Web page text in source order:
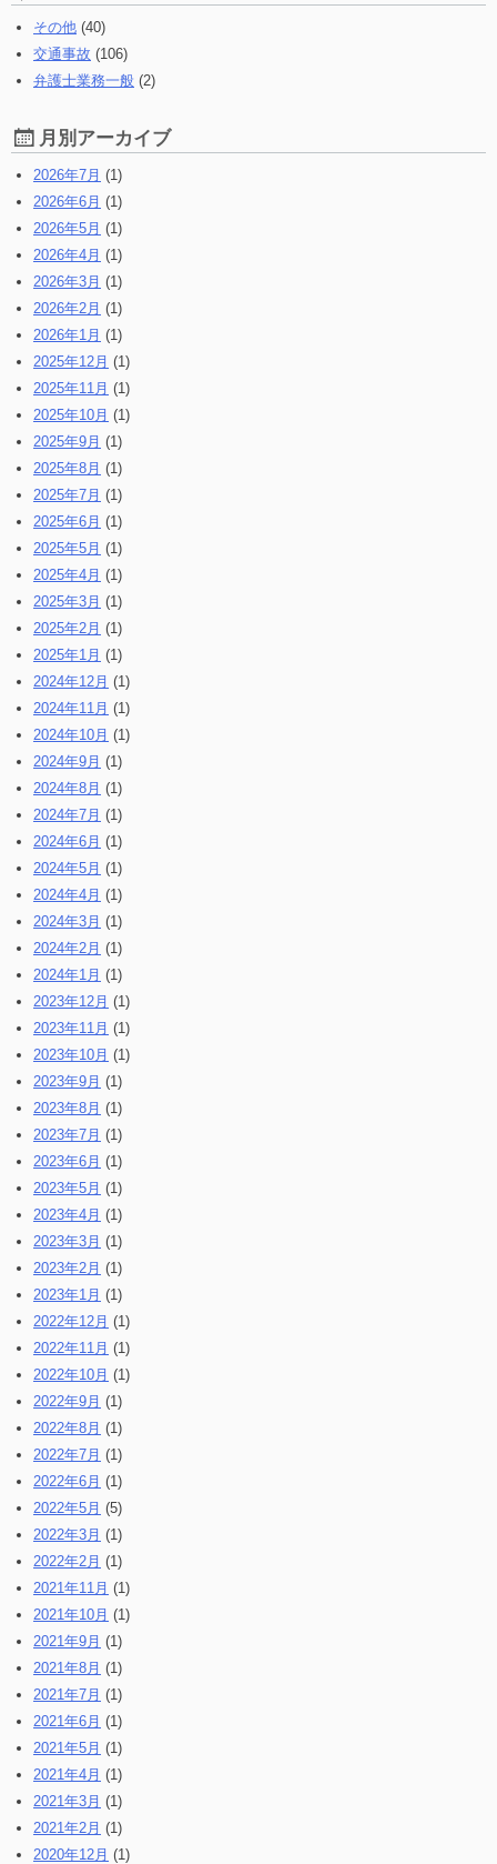
その他 (40)
交通事故 (106)
弁護士業務一般 (2)
月別アーカイブ
2026年7月 (1)
2026年6月 (1)
2026年5月 (1)
2026年4月 (1)
2026年3月 (1)
2026年2月 (1)
2026年1月 (1)
2025年12月 (1)
2025年11月 (1)
2025年10月 (1)
2025年9月 (1)
2025年8月 (1)
2025年7月 (1)
2025年6月 (1)
2025年5月 (1)
2025年4月 (1)
2025年3月 (1)
2025年2月 (1)
2025年1月 (1)
2024年12月 (1)
2024年11月 (1)
2024年10月 (1)
2024年9月 (1)
2024年8月 (1)
2024年7月 (1)
2024年6月 (1)
2024年5月 (1)
2024年4月 (1)
2024年3月 (1)
2024年2月 (1)
2024年1月 (1)
2023年12月 (1)
2023年11月 (1)
2023年10月 (1)
2023年9月 (1)
2023年8月 (1)
2023年7月 (1)
2023年6月 (1)
2023年5月 (1)
2023年4月 (1)
2023年3月 (1)
2023年2月 (1)
2023年1月 (1)
2022年12月 (1)
2022年11月 (1)
2022年10月 (1)
2022年9月 (1)
2022年8月 (1)
2022年7月 (1)
2022年6月 (1)
2022年5月 (5)
2022年3月 (1)
2022年2月 (1)
2021年11月 (1)
2021年10月 (1)
2021年9月 (1)
2021年8月 (1)
2021年7月 (1)
2021年6月 (1)
2021年5月 (1)
2021年4月 (1)
2021年3月 (1)
2021年2月 (1)
2020年12月 (1)